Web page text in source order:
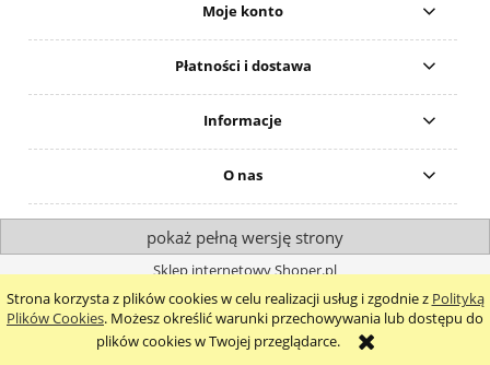
Strona korzysta z plików cookies w celu realizacji usług i zgodnie z Polityką
Plików Cookies. Możesz określić warunki przechowywania lub dostępu do
plików cookies w Twojej przeglądarce.
Moje konto
Płatności i dostawa
Informacje
O nas
pokaż pełną wersję strony
Sklep internetowy Shoper.pl